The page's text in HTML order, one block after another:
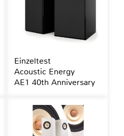
Einzeltest
Acoustic Energy
AE1 40th Anniversary